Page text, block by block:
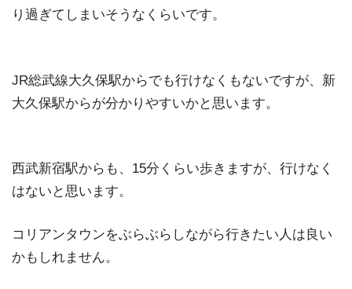
り過ぎてしまいそうなくらいです。
JR総武線大久保駅からでも行けなくもないですが、新
大久保駅からが分かりやすいかと思います。
西武新宿駅からも、15分くらい歩きますが、行けなく
はないと思います。
コリアンタウンをぶらぶらしながら行きたい人は良い
かもしれません。